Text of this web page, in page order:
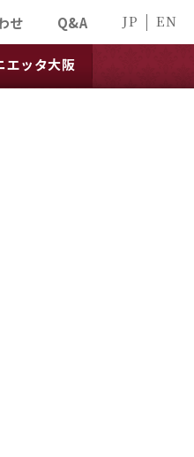
せ Q&A JP EN
エッタ大阪